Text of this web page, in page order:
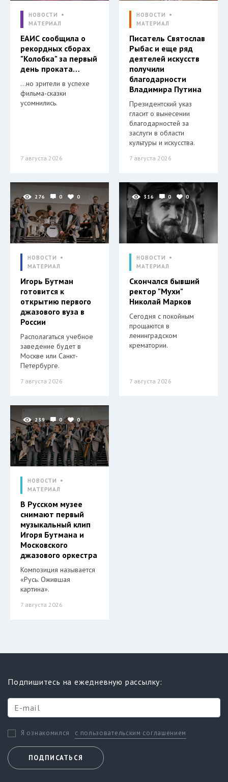
НОВОСТИ
МАТЕРИАЛ
ЕАИС сообщила о
рекордных сборах
"Колобка" за первый
день проката…
…но зрители в успехе
фильма-сказки
усомнились.
7 августа 2026
НОВОСТИ
МАТЕРИАЛ
Писатель Святослав
Рыбас и еще ряд
деятелей искусств
получили
благодарности
Владимира Путина
Президентский указ
гласит о вынесении
благодарностей за
заслуги в области
культуры и искусства.
7 августа 2026
276 0 0
НОВОСТИ
МАТЕРИАЛ
Игорь Бутман
готовится к
открытию первого
джазового вуза в
России
Располагаться учебное
заведение будет в
Москве или Санкт-
Петербурге.
7 августа 2026
316 0 0
НОВОСТИ
МАТЕРИАЛ
Скончался бывший
ректор "Мухи"
Николай Марков
Сегодня с покойным
прощаются в
ленинградском
крематории.
7 августа 2026
239 0 0
НОВОСТИ
МАТЕРИАЛ
В Русском музее
снимают первый
музыкальный клип
Игоря Бутмана и
Московского
джазового оркестра
Композиция называется
«Русь. Ожившая
картина».
7 августа 2026
Подпишитесь на ежедневную рассылку:
Я ознакомился с пользовательским соглашением
ПОДПИСАТЬСЯ